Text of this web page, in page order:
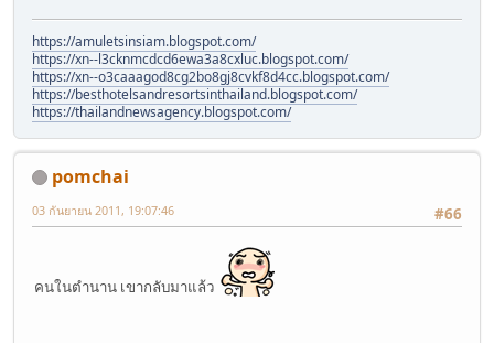
https://amuletsinsiam.blogspot.com/
https://xn--l3cknmcdcd6ewa3a8cxluc.blogspot.com/
https://xn--o3caaagod8cg2bo8gj8cvkf8d4cc.blogspot.com/
https://besthotelsandresortsinthailand.blogspot.com/
https://thailandnewsagency.blogspot.com/
pomchai
#66
03 กันยายน 2011, 19:07:46
คนในตำนาน เขากลับมาแล้ว